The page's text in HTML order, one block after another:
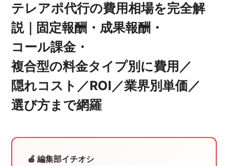
テレアポ代行の費用相場を完全解
説｜固定報酬・成果報酬・
コール課金・
複合型の料金タイプ別に費用／
隠れコスト／ROI／業界別単価／
選び方まで網羅
🍎 編集部イチオシ